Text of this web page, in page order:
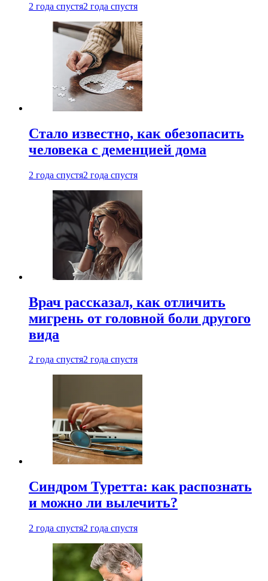
2 года спустя2 года спустя
Стало известно, как обезопасить
человека с деменцией дома
2 года спустя2 года спустя
Врач рассказал, как отличить
мигрень от головной боли другого
вида
2 года спустя2 года спустя
Синдром Туретта: как распознать
и можно ли вылечить?
2 года спустя2 года спустя